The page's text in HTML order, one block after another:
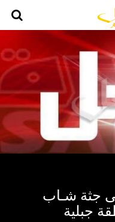
جثة شـاب
جبلية